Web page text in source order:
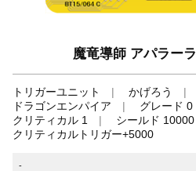
魔竜導師 アパラーラ
トリガーユニット かげろう
ドラゴンエンパイア
グレード 0
クリティカル 1
シールド 10000
クリティカルトリガー+5000
-